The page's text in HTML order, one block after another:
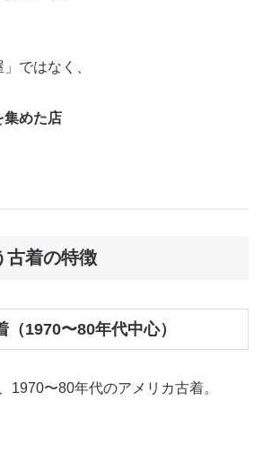
ではなく、
集めた店
古着の特徴
1970〜80年代中心）
1970〜80年代のアメリカ古着。